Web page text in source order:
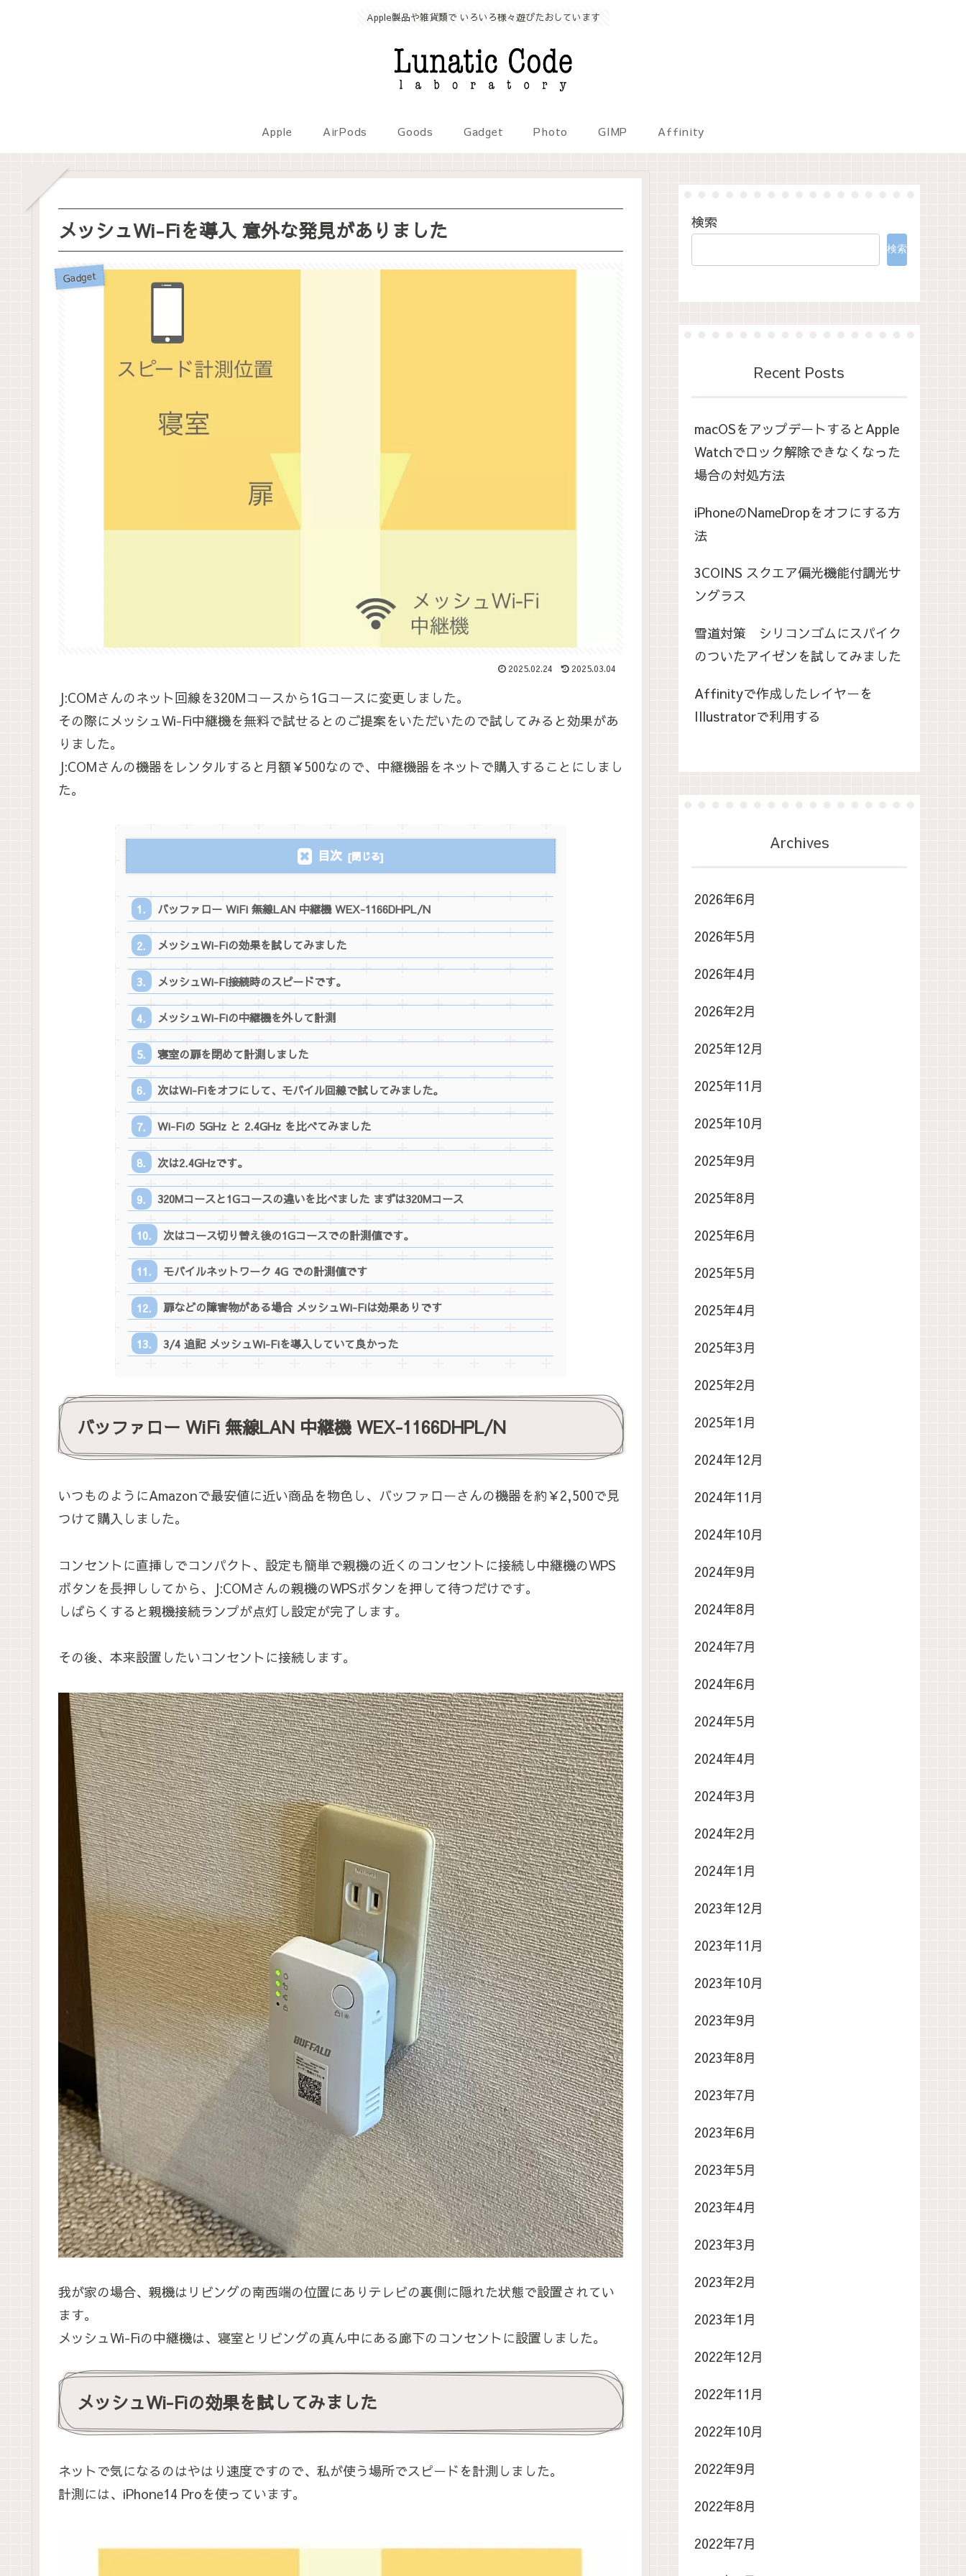
Apple製品や雑貨類で いろいろ様々遊びたおしています
Apple AirPods Goods Gadget Photo GIMP Affinity
メッシュWi-Fiを導入 意外な発見がありました
Gadget
2025.02.24 2025.03.04
J:COMさんのネット回線を320Mコースから1Gコースに変更しました。
その際にメッシュWi-Fi中継機を無料で試せるとのご提案をいただいたので試してみると効果があ
りました。
J:COMさんの機器をレンタルすると月額￥500なので、中継機器をネットで購入することにしまし
た。
目次
バッファロー WiFi 無線LAN 中継機 WEX-1166DHPL/N
メッシュWi-Fiの効果を試してみました
メッシュWi-Fi接続時のスピードです。
メッシュWi-Fiの中継機を外して計測
寝室の扉を閉めて計測しました
次はWi-Fiをオフにして、モバイル回線で試してみました。
Wi-Fiの 5GHz と 2.4GHz を比べてみました
次は2.4GHzです。
320Mコースと1Gコースの違いを比べました まずは320Mコース
次はコース切り替え後の1Gコースでの計測値です。
モバイルネットワーク 4G での計測値です
扉などの障害物がある場合 メッシュWi-Fiは効果ありです
3/4 追記 メッシュWi-Fiを導入していて良かった
バッファロー WiFi 無線LAN 中継機 WEX-1166DHPL/N
いつものようにAmazonで最安値に近い商品を物色し、バッファローさんの機器を約￥2,500で見
つけて購入しました。
コンセントに直挿しでコンパクト、設定も簡単で親機の近くのコンセントに接続し中継機のWPS
ボタンを長押ししてから、J:COMさんの親機のWPSボタンを押して待つだけです。
しばらくすると親機接続ランプが点灯し設定が完了します。
その後、本来設置したいコンセントに接続します。
我が家の場合、親機はリビングの南西端の位置にありテレビの裏側に隠れた状態で設置されてい
ます。
メッシュWi-Fiの中継機は、寝室とリビングの真ん中にある廊下のコンセントに設置しました。
メッシュWi-Fiの効果を試してみました
ネットで気になるのはやはり速度ですので、私が使う場所でスピードを計測しました。
計測には、iPhone14 Proを使っています。
検索
検索
Recent Posts
macOSをアップデートするとApple
Watchでロック解除できなくなった
場合の対処方法
iPhoneのNameDropをオフにする方
法
3COINS スクエア偏光機能付調光サ
ングラス
雪道対策 シリコンゴムにスパイク
のついたアイゼンを試してみました
Affinityで作成したレイヤーを
Illustratorで利用する
Archives
2026年6月
2026年5月
2026年4月
2026年2月
2025年12月
2025年11月
2025年10月
2025年9月
2025年8月
2025年6月
2025年5月
2025年4月
2025年3月
2025年2月
2025年1月
2024年12月
2024年11月
2024年10月
2024年9月
2024年8月
2024年7月
2024年6月
2024年5月
2024年4月
2024年3月
2024年2月
2024年1月
2023年12月
2023年11月
2023年10月
2023年9月
2023年8月
2023年7月
2023年6月
2023年5月
2023年4月
2023年3月
2023年2月
2023年1月
2022年12月
2022年11月
2022年10月
2022年9月
2022年8月
2022年7月